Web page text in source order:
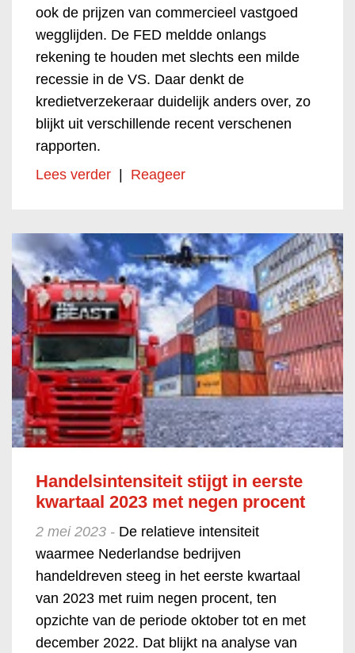
ook de prijzen van commercieel vastgoed
wegglijden. De FED meldde onlangs
rekening te houden met slechts een milde
recessie in de VS. Daar denkt de
kredietverzekeraar duidelijk anders over, zo
blijkt uit verschillende recent verschenen
rapporten.
Lees verder
Reageer
Handelsintensiteit stijgt in eerste
kwartaal 2023 met negen procent
2 mei 2023 - De relatieve intensiteit
waarmee Nederlandse bedrijven
handeldreven steeg in het eerste kwartaal
van 2023 met ruim negen procent, ten
opzichte van de periode oktober tot en met
december 2022. Dat blijkt na analyse van